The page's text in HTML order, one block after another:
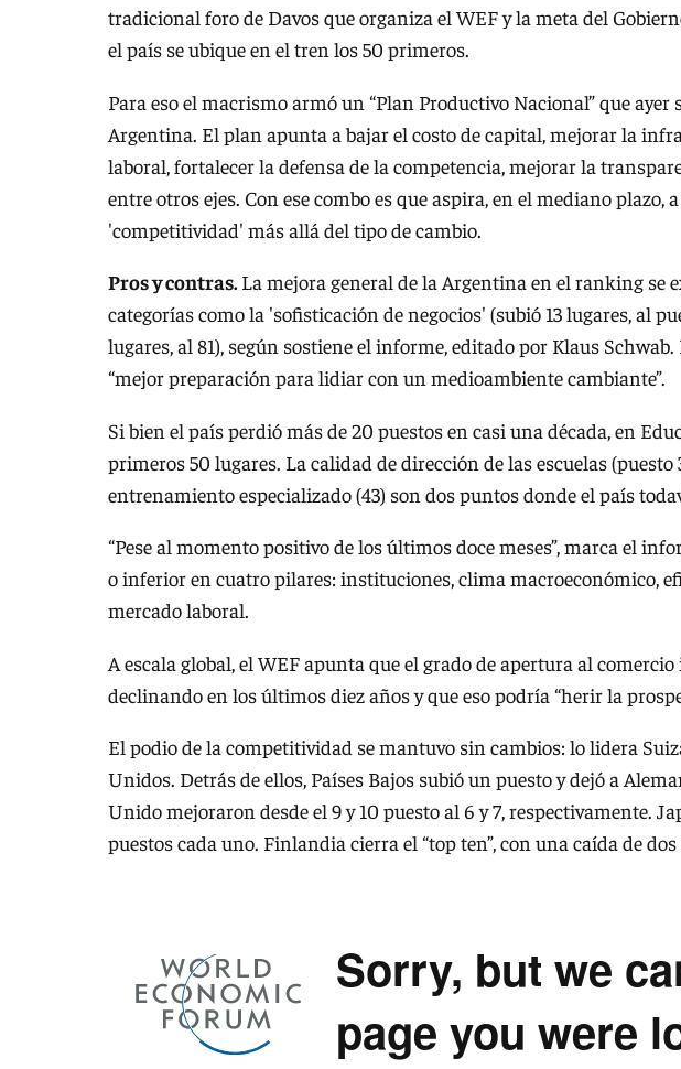
tradicional foro de Davos que organiza el WEF y la meta del
el país se ubique en el tren los 50 primeros.
Para eso el macrismo armó un “Plan Productivo Nacional” que
Argentina. El plan apunta a bajar el costo de capital, mejorar la
laboral, fortalecer la defensa de la competencia, mejorar la
entre otros ejes. Con ese combo es que aspira, en el mediano plazo,
'competitividad' más allá del tipo de cambio.
Pros y contras.La mejora general de la Argentina en el ranking se
categorías como la 'sofisticación de negocios' (subió 13 lugares, al
lugares, al 81), según sostiene el informe, editado por Klaus
“mejor preparación para lidiar con un medioambiente cambiante”.
Si bien el país perdió más de 20 puestos en casi una década, en
primeros 50 lugares. La calidad de dirección de las escuelas
entrenamiento especializado (43) son dos puntos donde el país
“Pese al momento positivo de los últimos doce meses”, marca el
o inferior en cuatro pilares: instituciones, clima macroeconómico,
mercado laboral.
A escala global, el WEF apunta que el grado de apertura al
declinando en los últimos diez años y que eso podría “herir la
El podio de la competitividad se mantuvo sin cambios: lo lidera
Unidos. Detrás de ellos, Países Bajos subió un puesto y dejó a
Unido mejoraron desde el 9 y 10 puesto al 6 y 7, respectivamente.
puestos cada uno. Finlandia cierra el “top ten”, con una caída de